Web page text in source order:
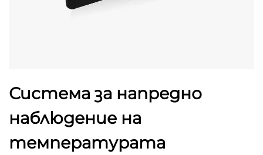
Система за напредно
наблюдение на
температурата